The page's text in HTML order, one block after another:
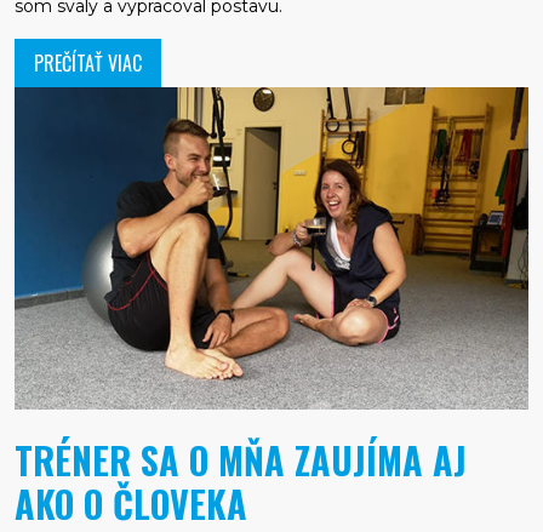
som svaly a vypracoval postavu.
PREČÍTAŤ VIAC
TRÉNER SA O MŇA ZAUJÍMA AJ
AKO O ČLOVEKA